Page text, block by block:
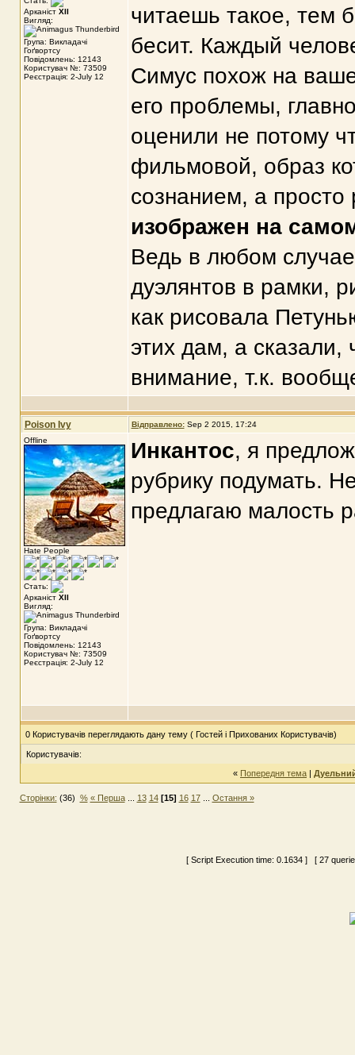
Арканіст XII
Вигляд:
Група: Викладачі
Гоґвортсу
Повідомлень: 12143
Користувач №: 73509
Реєстрація: 2-July 12
читаешь такое, тем
бесит. Каждый
Симус похож на
его проблемы,
оценили не потому
фильмовой, образ
сознанием, а
изображен на
Ведь в любом
дуэлянтов в рамки,
как рисовала
этих дам, а сказали,
внимание, т.к.
Poison Ivy Відправлено: Sep 2 2015, 17:24
Offline
Hate People
Стать:
Арканіст XII
Вигляд:
Група: Викладачі
Гоґвортсу
Повідомлень: 12143
Користувач №: 73509
Реєстрація: 2-July 12
Инкантос, я
рубрику подумать.
предлагаю малость
0 Користувачів переглядають дану тему ( Гостей і Прихованих Користувачів)
Користувачів:
« Попередня тема |
Сторінки: (36) % « Перша... 13 14 [15] 16 17... Остання »
[ Script Execution time: 0.1634 ] [ 27